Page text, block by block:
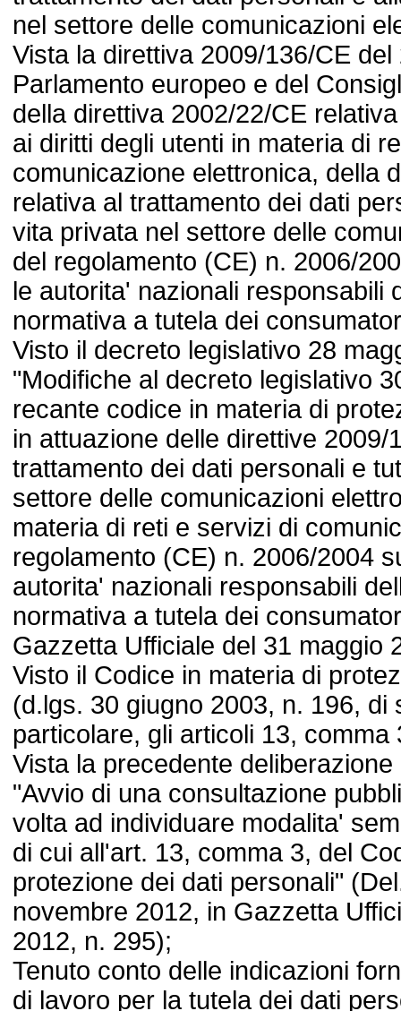
nel settore delle comunicazioni
Vista la direttiva 2009/136/CE
Parlamento europeo e del
della direttiva 2002/22/CE
ai diritti degli utenti in materia di
comunicazione elettronica, della
relativa al trattamento dei dati
vita privata nel settore delle
del regolamento (CE) n. 2006/
le autorita' nazionali responsabili
normativa a tutela dei
Visto il decreto legislativo 28
"Modifiche al decreto legislativo
recante codice in materia di
in attuazione delle direttive 2009/
trattamento dei dati personali e
settore delle comunicazioni
materia di reti e servizi di
regolamento (CE) n. 2006/2004
autorita' nazionali responsabili
normativa a tutela dei
Gazzetta Ufficiale del 31 maggio
Visto il Codice in materia di
(d.lgs. 30 giugno 2003, n. 196, di
particolare, gli articoli 13, comma
Vista la precedente
"Avvio di una consultazione
volta ad individuare modalita'
di cui all'art. 13, comma 3, del
protezione dei dati personali"
novembre 2012, in Gazzetta
2012, n. 295);
Tenuto conto delle indicazioni
di lavoro per la tutela dei dati